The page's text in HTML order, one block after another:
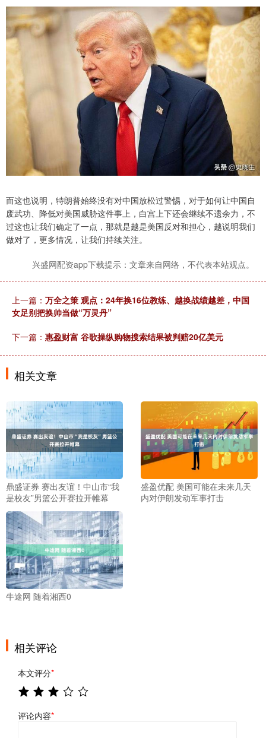
而这也说明，特朗普始终没有对中国放松过警惕，对于如何让中国自
废武功、降低对美国威胁这件事上，白宫上下还会继续不遗余力，不
过这也让我们确定了一点，那就是越是美国反对和担心，越说明我们
做对了，更多情况，让我们持续关注。
兴盛网配资app下载提示：文章来自网络，不代表本站观点。
上一篇： 万全之策 观点：24年换16位教练、越换战绩越差，中国
女足别把换帅当做“万灵丹”
下一篇： 惠盈财富 谷歌操纵购物搜索结果被判赔20亿美元
相关文章
鼎盛证券 赛出友谊！中山市“我
是校友”男篮公开赛拉开帷幕
盛盈优配 美国可能在未来几天
内对伊朗发动军事打击
牛途网 随着湘西0
相关评论
本文评分*
评论内容*